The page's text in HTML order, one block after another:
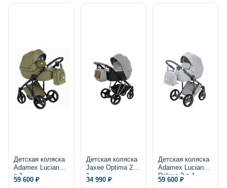
Детская коляска
Adamex Luciano 2
в 1
59 600 ₽
Детская коляска
Jaxee Optima 2 в
1
34 990 ₽
Детская коляска
Adamex Luciano
Deluxe 2 в 1,
экокожа
59 600 ₽